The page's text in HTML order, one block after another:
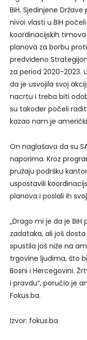
BiH. Sjedinjene
nivoi vlasti u BiH
koordinacijskih
planova za borbu
predviđeno
za period 2020-2023.
da je usvojila svoj
nacrtu i treba biti
su također počeli
kazao nam je
On naglašava da su
naporima. Kroz
pružaju podršku
uspostavili
planova i poslali ih
„Drago mi je da je
zadataka, ali još
spustila još niže na
trgovine ljudima, što
Bosni i Hercegovini.
i pravdu“, poručio je
Fokus.ba.
Izvor: fokus.ba